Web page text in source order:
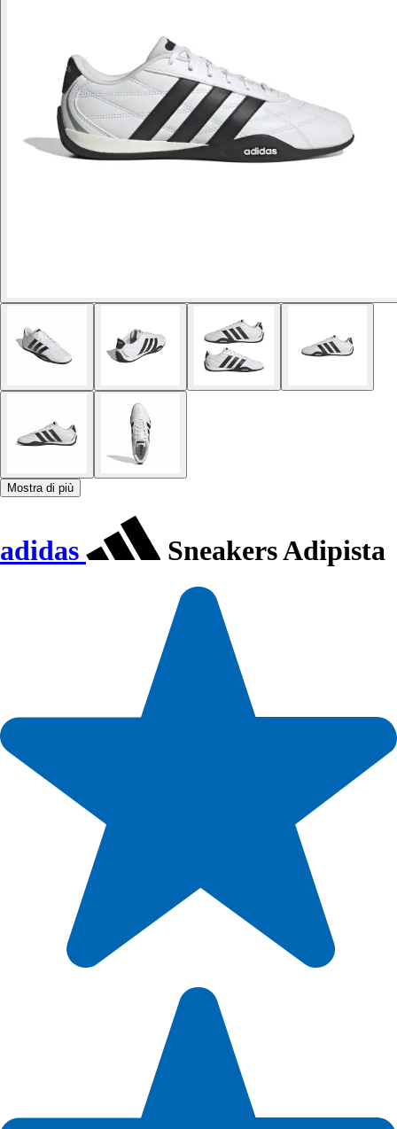
Mostra di più
adidas Sneakers Adipista